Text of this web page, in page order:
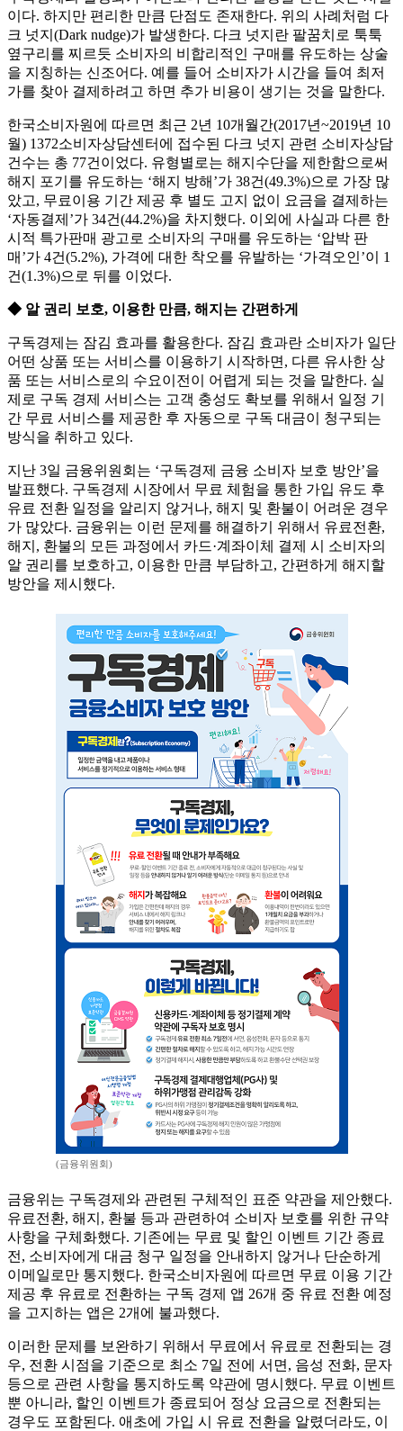
이다. 하지만 편리한 만큼 단점도 존재한다. 위의 사례처럼 다
크 넛지(Dark nudge)가 발생한다. 다크 넛지란 팔꿈치로 툭툭
옆구리를 찌르듯 소비자의 비합리적인 구매를 유도하는 상술
을 지칭하는 신조어다. 예를 들어 소비자가 시간을 들여 최저
가를 찾아 결제하려고 하면 추가 비용이 생기는 것을 말한다.
한국소비자원에 따르면 최근 2년 10개월간(2017년~2019년 10
월) 1372소비자상담센터에 접수된 다크 넛지 관련 소비자상담
건수는 총 77건이었다. 유형별로는 해지수단을 제한함으로써
해지 포기를 유도하는 ‘해지 방해’가 38건(49.3%)으로 가장 많
았고, 무료이용 기간 제공 후 별도 고지 없이 요금을 결제하는
‘자동결제’가 34건(44.2%)을 차지했다. 이외에 사실과 다른 한
시적 특가판매 광고로 소비자의 구매를 유도하는 ‘압박 판
매’가 4건(5.2%), 가격에 대한 착오를 유발하는 ‘가격오인’이 1
건(1.3%)으로 뒤를 이었다.
◆ 알 권리 보호, 이용한 만큼, 해지는 간편하게
구독경제는 잠김 효과를 활용한다. 잠김 효과란 소비자가 일단
어떤 상품 또는 서비스를 이용하기 시작하면, 다른 유사한 상
품 또는 서비스로의 수요이전이 어렵게 되는 것을 말한다. 실
제로 구독 경제 서비스는 고객 충성도 확보를 위해서 일정 기
간 무료 서비스를 제공한 후 자동으로 구독 대금이 청구되는
방식을 취하고 있다.
지난 3일 금융위원회는 ‘구독경제 금융 소비자 보호 방안’을
발표했다. 구독경제 시장에서 무료 체험을 통한 가입 유도 후
유료 전환 일정을 알리지 않거나, 해지 및 환불이 어려운 경우
가 많았다. 금융위는 이런 문제를 해결하기 위해서 유료전환,
해지, 환불의 모든 과정에서 카드·계좌이체 결제 시 소비자의
알 권리를 보호하고, 이용한 만큼 부담하고, 간편하게 해지할
방안을 제시했다.
(금융위원회)
금융위는 구독경제와 관련된 구체적인 표준 약관을 제안했다.
유료전환, 해지, 환불 등과 관련하여 소비자 보호를 위한 규약
사항을 구체화했다. 기존에는 무료 및 할인 이벤트 기간 종료
전, 소비자에게 대금 청구 일정을 안내하지 않거나 단순하게
이메일로만 통지했다. 한국소비자원에 따르면 무료 이용 기간
제공 후 유료로 전환하는 구독 경제 앱 26개 중 유료 전환 예정
을 고지하는 앱은 2개에 불과했다.
이러한 문제를 보완하기 위해서 무료에서 유료로 전환되는 경
우, 전환 시점을 기준으로 최소 7일 전에 서면, 음성 전화, 문자
등으로 관련 사항을 통지하도록 약관에 명시했다. 무료 이벤트
뿐 아니라, 할인 이벤트가 종료되어 정상 요금으로 전환되는
경우도 포함된다. 애초에 가입 시 유료 전환을 알렸더라도, 이